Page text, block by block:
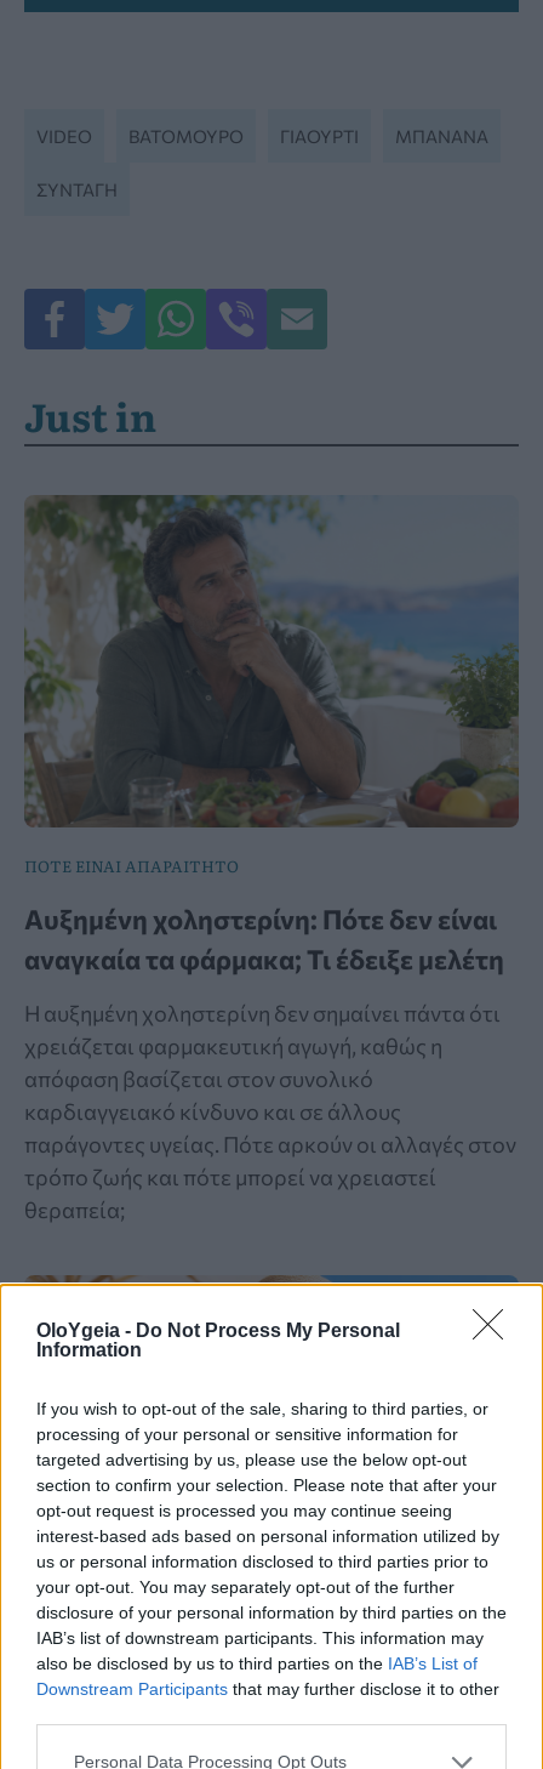
OloYgeia - Do Not Process My Personal
Information
If you wish to opt-out of the sale, sharing to third parties, or
processing of your personal or sensitive information for
targeted advertising by us, please use the below opt-out
section to confirm your selection. Please note that after your
opt-out request is processed you may continue seeing
interest-based ads based on personal information utilized by
us or personal information disclosed to third parties prior to
your opt-out. You may separately opt-out of the further
disclosure of your personal information by third parties on the
IAB’s list of downstream participants. This information may
also be disclosed by us to third parties on the IAB’s List of
Downstream Participants that may further disclose it to other
Personal Data Processing Opt Outs
VIDEO ΒΑΤΌΜΟΥΡΟ ΓΙΑΟΎΡΤΙ ΜΠΑΝΆΝΑ
ΣΥΝΤΑΓΉ
Just in
ΠΟΤΕ ΕΙΝΑΙ ΑΠΑΡΑΙΤΗΤΟ
Αυξημένη χοληστερίνη: Πότε δεν είναι
αναγκαία τα φάρμακα; Τι έδειξε μελέτη
Η αυξημένη χοληστερίνη δεν σημαίνει πάντα ότι
χρειάζεται φαρμακευτική αγωγή, καθώς η
απόφαση βασίζεται στον συνολικό
καρδιαγγειακό κίνδυνο και σε άλλους
παράγοντες υγείας. Πότε αρκούν οι αλλαγές στον
τρόπο ζωής και πότε μπορεί να χρειαστεί
θεραπεία;
ΠΟΙΑ ΕΙΝΑΙ;
3 κοινά λάθη το καλοκαίρι που